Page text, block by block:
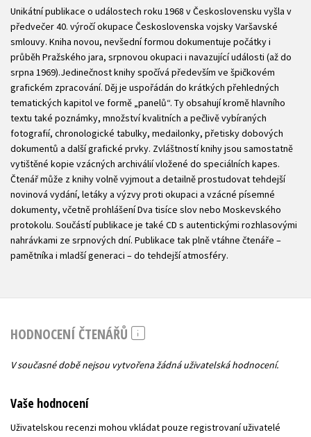
Unikátní publikace o událostech roku 1968 v Československu vyšla v
předvečer 40. výročí okupace Československa vojsky Varšavské
smlouvy. Kniha novou, nevšední formou dokumentuje počátky i
průběh Pražského jara, srpnovou okupaci i navazující události (až do
srpna 1969).Jedinečnost knihy spočívá především ve špičkovém
grafickém zpracování. Děj je uspořádán do krátkých přehledných
tematických kapitol ve formě „panelů“. Ty obsahují kromě hlavního
textu také poznámky, množství kvalitních a pečlivě vybíraných
fotografií, chronologické tabulky, medailonky, přetisky dobových
dokumentů a další grafické prvky. Zvláštností knihy jsou samostatně
vytištěné kopie vzácných archiválií vložené do speciálních kapes.
Čtenář může z knihy volně vyjmout a detailně prostudovat tehdejší
novinová vydání, letáky a výzvy proti okupaci a vzácné písemné
dokumenty, včetně prohlášení Dva tisíce slov nebo Moskevského
protokolu. Součástí publikace je také CD s autentickými rozhlasovými
nahrávkami ze srpnových dní. Publikace tak plně vtáhne čtenáře –
pamětníka i mladší generaci – do tehdejší atmosféry.
HODNOCENÍ ČTENÁŘŮ
V současné době nejsou vytvořena žádná uživatelská hodnocení.
Vaše hodnocení
Uživatelskou recenzi mohou vkládat pouze registrovaní uživatelé